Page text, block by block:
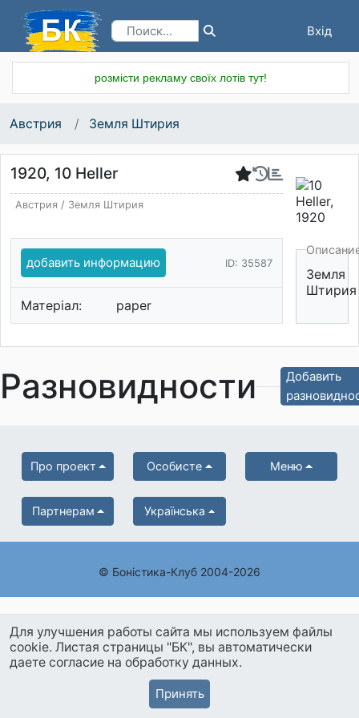
Вхід
розмісти рекламу своїх лотів тут!
Австрия Земля Штирия
1920, 10 Heller
Австрия/ Земля Штирия
добавить информацию ID: 35587
Матеріал: paper
Земля
Штирия
Разновидности
Добавить
Про проект Особисте Меню
Партнерам Українська
© Боністика-Клуб 2004-2026
Для улучшения работы сайта мы используем файлы
cookie. Листая страницы "БК", вы автоматически
даете согласие на обработку данных.
Принять